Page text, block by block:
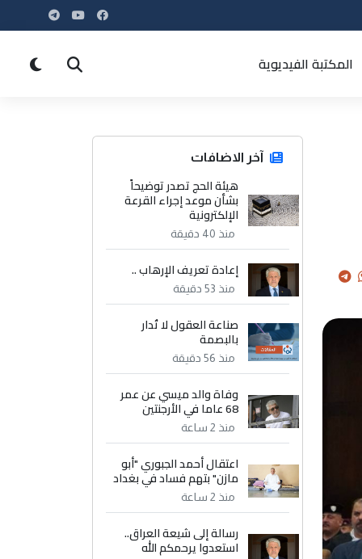
المكتبة الفيديوية
آخر الاضافات
هيئة الحج تصدر توضيحاً
بشأن موعد إجراء القرعة
الإلكترونية
منذ 40 دقيقة
إعادة تعريف الإرهاب ..
منذ 53 دقيقة
صناعة العقول لا تُدار
بالبصمة
منذ 56 دقيقة
وفاة والد ميسي عن عمر
68 عاما في الأرجنتين
منذ 2 ساعة
اعتقال أحمد الجبوري "أبو
مازن" بتهم فساد في بغداد
منذ 2 ساعة
رسالة إلى شيعة العراق..
استعدوا يرحمكم الله